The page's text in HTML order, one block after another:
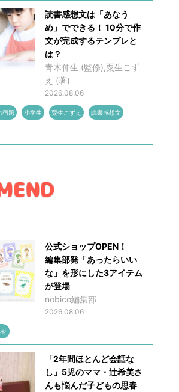
読書感想文は「あなう
め」でできる！ 10分で作
文が完成するテンプレと
は？
青木伸生 (監修),粟生こず
え (著)
2026.08.06
宿題 小学生 粟生こずえ 読書感想文
公式ショップOPEN！
編集部発「あったらいい
な」を形にした3アイテム
が登場
nobico編集部
2026.08.06
せ
「2年間ほとんど会話な
し」5児のママ・辻希美さ
んも悩んだ子どもの思春